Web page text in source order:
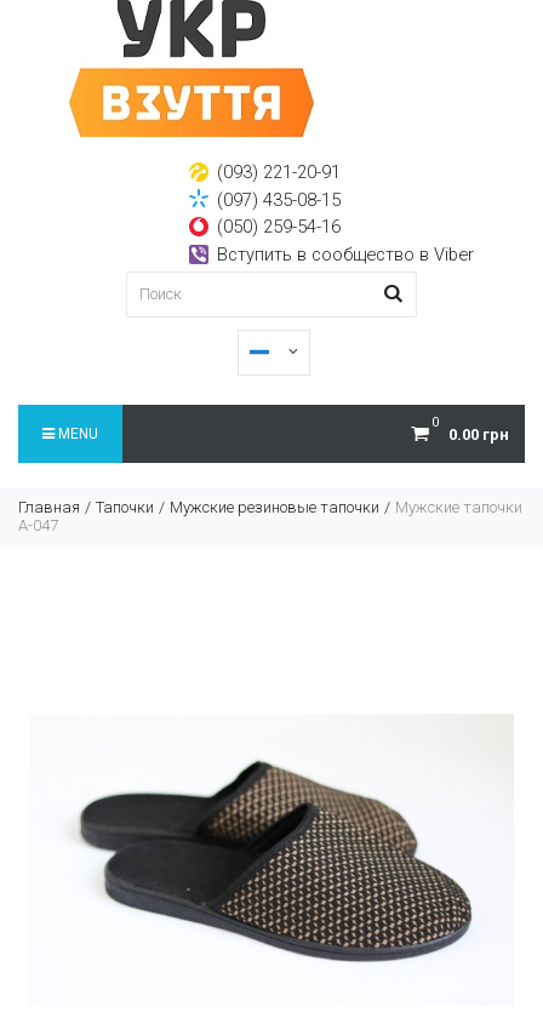
(093) 221-20-91
(097) 435-08-15
(050) 259-54-16
Вступить в сообщество в Viber
0
0.00 грн
MENU
Главная Тапочки Мужские резиновые тапочки
Мужские тапочки
А-047